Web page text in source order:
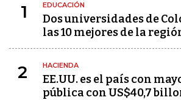
1 EDUCACIÓN
Dos universidades de
las 10 mejores de la
2 HACIENDA
EE.UU. es el país con
pública con US$40,7